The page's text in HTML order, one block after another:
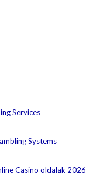
Services
Systems
Casino oldalak 2026-